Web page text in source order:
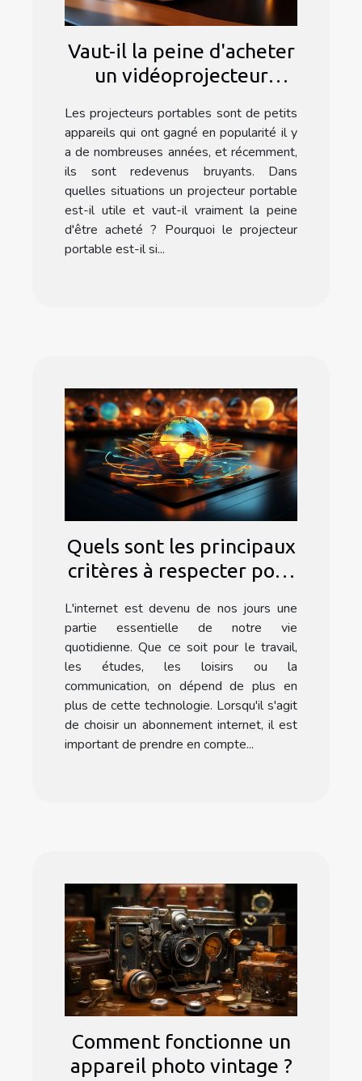
Vaut-il la peine d'acheter
un vidéoprojecteur
Les projecteurs portables sont de petits
appareils qui ont gagné en popularité il y
a de nombreuses années, et récemment,
ils sont redevenus bruyants. Dans
quelles situations un projecteur portable
est-il utile et vaut-il vraiment la peine
d'être acheté ? Pourquoi le projecteur
portable est-il si...
Quels sont les principaux
critères à respecter pour
abonnement internet ?
L'internet est devenu de nos jours une
partie essentielle de notre vie
quotidienne. Que ce soit pour le travail,
les études, les loisirs ou la
communication, on dépend de plus en
plus de cette technologie. Lorsqu'il s'agit
de choisir un abonnement internet, il est
important de prendre en compte...
Comment fonctionne un
appareil photo vintage ?